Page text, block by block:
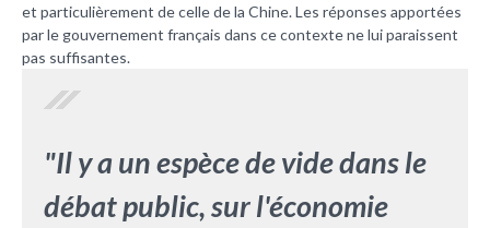
et particulièrement de celle de la Chine. Les réponses apportées
par le gouvernement français dans ce contexte ne lui paraissent
pas suffisantes.
"Il y a un espèce de vide dans le
débat public, sur l'économie